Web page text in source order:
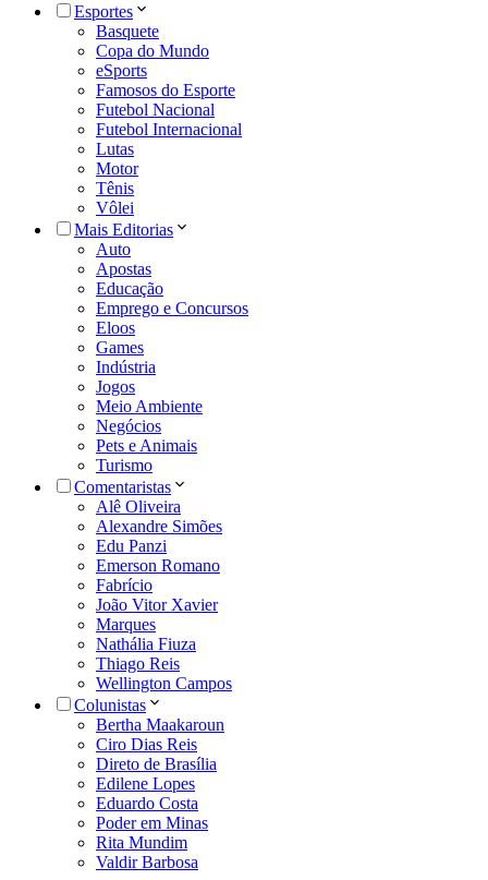
Esportes
Basquete
Copa do Mundo
eSports
Famosos do Esporte
Futebol Nacional
Futebol Internacional
Lutas
Motor
Tênis
Vôlei
Mais Editorias
Auto
Apostas
Educação
Emprego e Concursos
Eloos
Games
Indústria
Jogos
Meio Ambiente
Negócios
Pets e Animais
Turismo
Comentaristas
Alê Oliveira
Alexandre Simões
Edu Panzi
Emerson Romano
Fabrício
João Vitor Xavier
Marques
Nathália Fiuza
Thiago Reis
Wellington Campos
Colunistas
Bertha Maakaroun
Ciro Dias Reis
Direto de Brasília
Edilene Lopes
Eduardo Costa
Poder em Minas
Rita Mundim
Valdir Barbosa